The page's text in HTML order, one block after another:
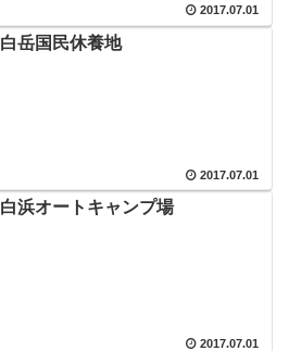
2017.07.01
白岳国民休養地
2017.07.01
白浜オートキャンプ場
2017.07.01